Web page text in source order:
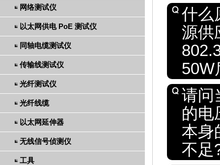
什么
源供
50W
请问
的电
本身
不足
网络测试仪
以太网供电 PoE 测试仪
同轴电缆测试仪
传输线测试仪
光纤测试仪
光纤线缆
以太网延伸器
无线信号侦测仪
工具